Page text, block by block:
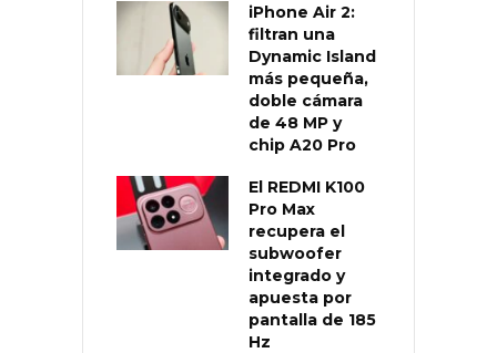
iPhone Air 2:
filtran una
Dynamic Island
más pequeña,
doble cámara
de 48 MP y
chip A20 Pro
El REDMI K100
Pro Max
recupera el
subwoofer
integrado y
apuesta por
pantalla de 185
Hz